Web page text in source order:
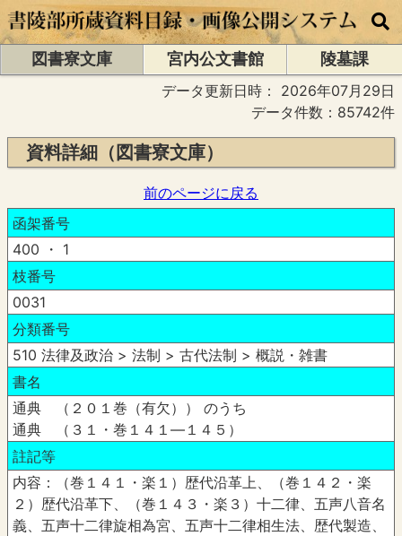
図書寮文庫 宮内公文書館
陵墓課
データ更新日時： 2026年07月29日
データ件数：85742件
資料詳細（図書寮文庫）
前のページに戻る
函架番号
400 ・ 1
枝番号
0031
分類番号
510 法律及政治 > 法制 > 古代法制 > 概説・雑書
書名
通典 （２０１巻（有欠）） のうち
通典 （３１・巻１４１―１４５）
註記等
内容：（巻１４１・楽１）歴代沿革上、（巻１４２・楽
２）歴代沿革下、（巻１４３・楽３）十二律、五声八音名
義、五声十二律旋相為宮、五声十二律相生法、歴代製造、